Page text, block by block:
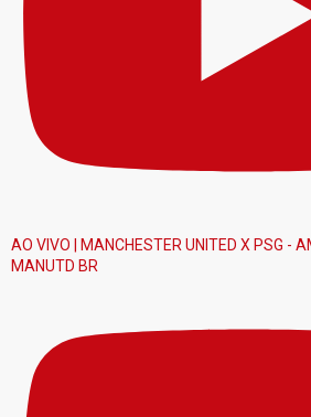
AO VIVO | MANCHESTER UNITED X PSG -
MANUTD BR